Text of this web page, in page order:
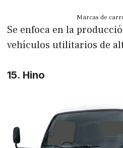
Marcas de
Se enfoca en la
vehículos utilitarios de
15. Hino